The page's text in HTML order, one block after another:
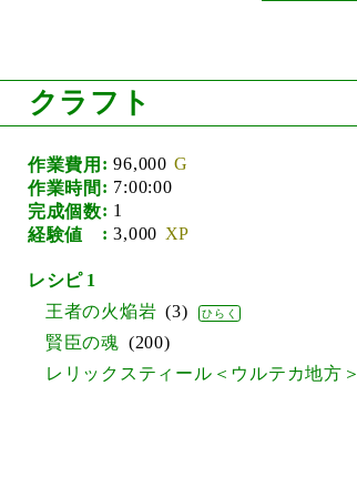
クラフト
作業費用
96,000
作業時間
7:00:00
完成個数
1
経験値
3,000
1
王者の火焔岩
3
賢臣の魂
200
レリックスティール＜ウルテカ地方＞